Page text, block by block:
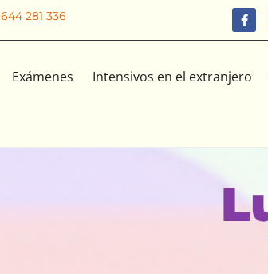
644 281 336
Exámenes Intensivos en el extranjero